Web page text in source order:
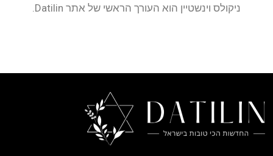
ניקולס וינשטיין הוא העורך הראשי של אתר Datilin.